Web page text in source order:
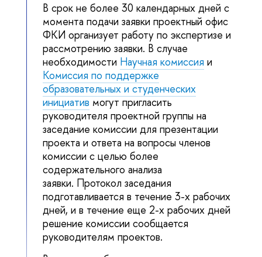
срок не более 30 календарных дней с
момента подачи заявки проектный офис
ФКИ организует работу по экспертизе и
рассмотрению заявки. В случае
необходимости Научная комиссия и
Комиссия по поддержке
образовательных и студенческих
инициати могут пригласить
руководителя проектной группы на
заседание комиссии для презентации
проекта и ответа на вопросы члено
комиссии с целью более
содержательного анализа
заявки. Протокол заседания
подготавливается в течение 3-х рабочих
дней, и в течение еще 2-х рабочих дней
решение комиссии сообщается
руководителям проектов.